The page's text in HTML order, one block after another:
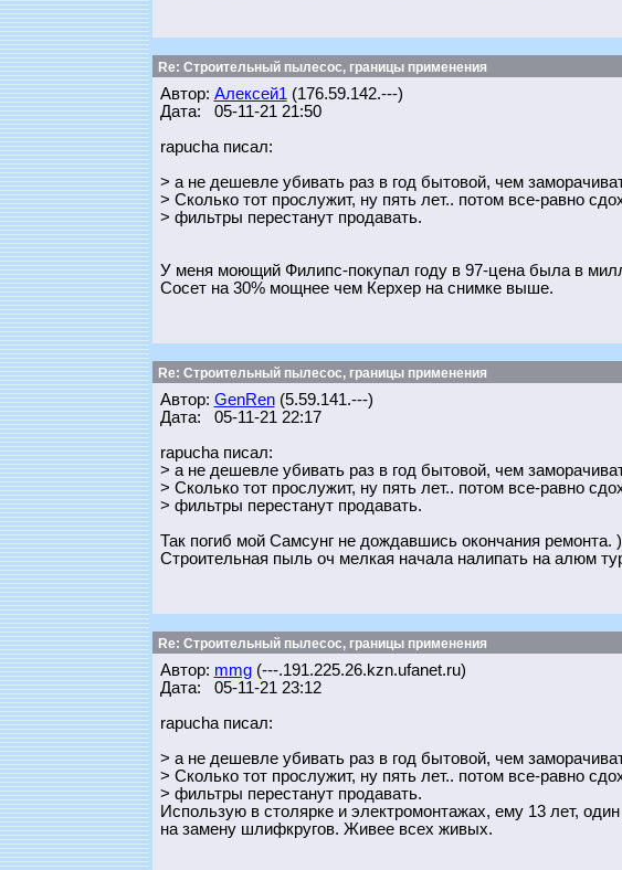
Re: Строительный пылесос, границы применения
Автор: Алексей1 (176.59.142.---)
Дата: 05-11-21 21:50
rapucha писал:
> а не дешевле убивать раз в год бытовой, чем
> Сколько тот прослужит, ну пять лет.. потом все-равно
> фильтры перестанут продавать.
У меня моющий Филипс-покупал году в 97-цена была в
Сосет на 30% мощнее чем Керхер на снимке выше.
Re: Строительный пылесос, границы применения
Автор: GenRen(5.59.141.---)
Дата: 05-11-21 22:17
rapucha писал:
> а не дешевле убивать раз в год бытовой, чем
> Сколько тот прослужит, ну пять лет.. потом все-равно
> фильтры перестанут продавать.
Так погиб мой Самсунг не дождавшись окончания ремонта. )
Строительная пыль оч мелкая начала налипать на алюм
Re: Строительный пылесос, границы применения
Автор: mmg(---.191.225.26.kzn.ufanet.ru)
Дата: 05-11-21 23:12
rapucha писал:
> а не дешевле убивать раз в год бытовой, чем
> Сколько тот прослужит, ну пять лет.. потом все-равно
> фильтры перестанут продавать.
Использую в столярке и электромонтажах, ему 13 лет,
на замену шлифкругов. Живее всех живых.